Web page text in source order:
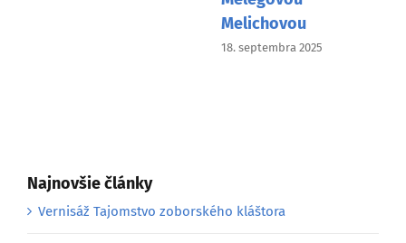
Melichovou
18. septembra 2025
Najnovšie články
Vernisáž Tajomstvo zoborského kláštora